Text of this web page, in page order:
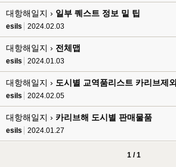
대항해일지 › 일부 퀘스트 정보 밑 팁
esils 2024.02.03
대항해일지 › 전체맵
esils 2024.01.03
대항해일지 › 도시별 교역품리스트 카리브제외
esils 2024.02.05
대항해일지 › 카리브해 도시별 판매물품
esils 2024.01.27
1 / 1
esils
나가도 3이네 하핫 ...
고게임77
ㅋㅋㅋㅋㅋㅋㅋㅋ
esils
이게 db 접속자수로 잡는형태로 해서 그런가 ;;
밑에 일반웹게임이 더있었네요
esils